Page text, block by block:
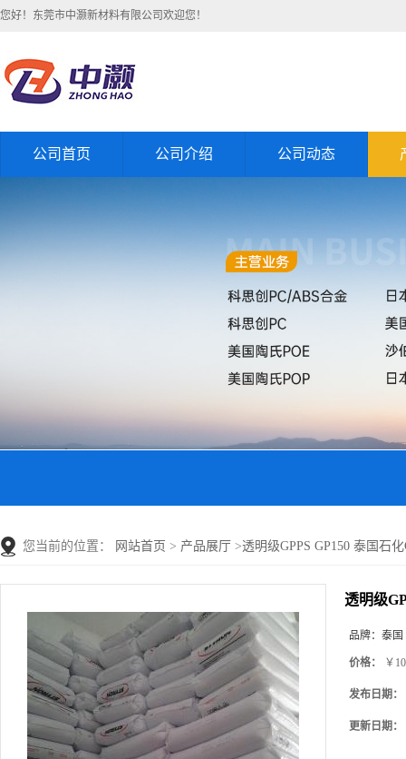
您好！东莞市中灏新材料有限公司欢迎您！
公司首页 公司介绍 公司动态
您当前的位置： 网站首页 > 产品展厅 >透明级GPPS GP150 泰国石化
透明级
品牌： 泰国
价格： ￥
发布日期：
更新日期：